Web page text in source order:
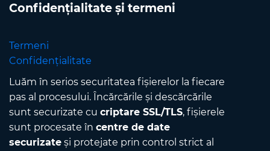
Confidențialitate și termeni
Termeni
Confidențialitate
Luăm în serios securitatea fișierelor la fiecare
pas al procesului. Încărcările și descărcările
sunt securizate cu criptare SSL/TLS, fișierele
sunt procesate în centre de date
securizate și protejate prin control strict al